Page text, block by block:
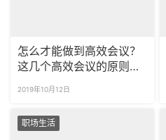
怎么才能做到高效会议？
这几个高效会议的原则方
2019年10月12日
职场生活